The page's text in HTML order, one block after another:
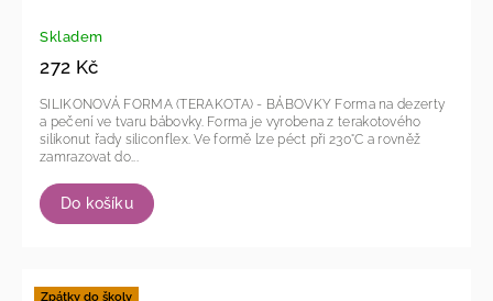
Skladem
272 Kč
Do košíku
SILIKONOVÁ FORMA (TERAKOTA) - BÁBOVKY Forma na dezerty
a pečení ve tvaru bábovky. Forma je vyrobena z terakotového
silikonut řady siliconflex. Ve formě lze péct při 230°C a rovněž
zamrazovat do...
Zpátky do školy